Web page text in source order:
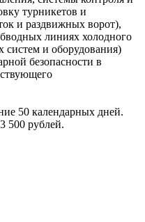
турникетов и
и раздвижных ворот),
линиях холодного
систем и оборудования)
безопасности в
50 календарных дней.
500 рублей.